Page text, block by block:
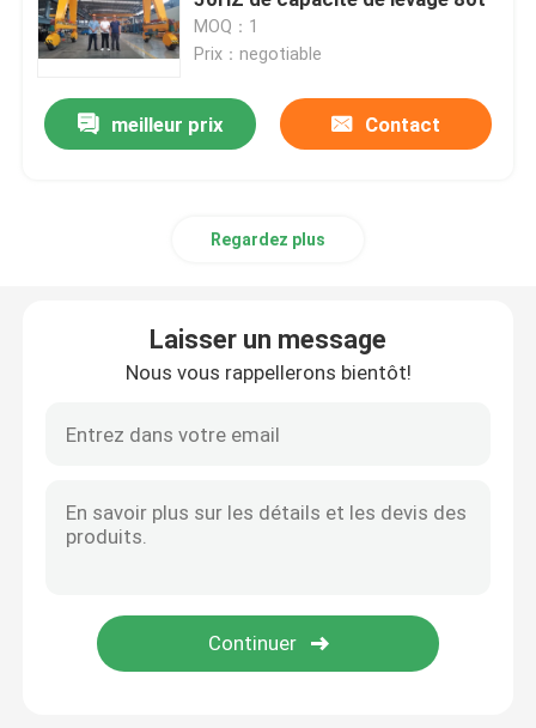
Chariot de transfert de rail
Grue de portique sur pneus
Conteneur Crane Spreader
Grue anti-déflagrante
Auvent de structure en acier
Chariot de transfert de plaque tournante
MOQ：1
Prix：negotiable
meilleur prix Contact
Regardez plus
Laisser un message
Nous vous rappellerons bientôt!